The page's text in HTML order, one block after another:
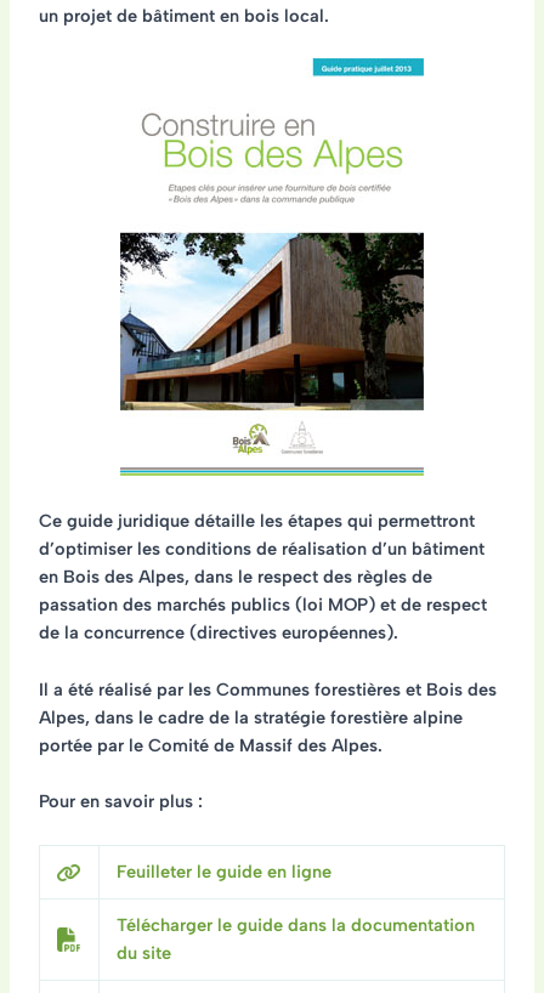
un projet de bâtiment en bois local.
Ce guide juridique détaille les étapesqui permettront
d’optimiser les conditions de réalisation d’un bâtiment
en Bois des Alpes, dans le respect des règles de
passation des marchés publics (loi MOP) et de respect
de la concurrence (directives européennes).
Il a été réalisé par les Communes forestières et Bois des
Alpes, dans le cadre de la stratégie forestière alpine
portée par le Comité de Massif des Alpes.
Pour en savoir plus :
Feuilleter le guide en ligne
Télécharger le guide dans la documentation
du site